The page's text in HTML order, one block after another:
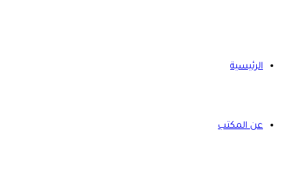
الرئيسية
عن المكتب